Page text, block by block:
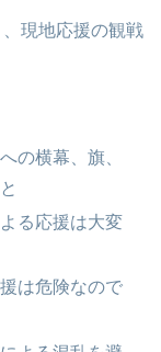
現地応援の観戦
の横幕、旗、
る応援は大変
は危険なので